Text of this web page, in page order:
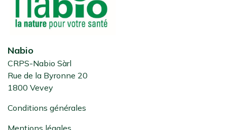
Nabio
CRPS-Nabio Sàrl
Rue de la Byronne 20
1800 Vevey
Conditions générales